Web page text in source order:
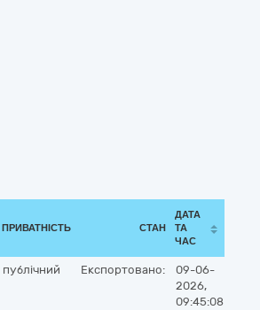
ПРИВАТНІСТЬ СТАН
ДАТА
ТА
ЧАС
публічний Експортовано:
09-06-
2026,
09:45:08